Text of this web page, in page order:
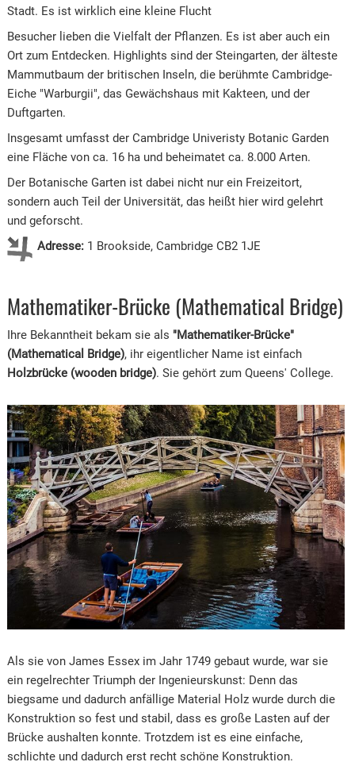
Stadt. Es ist wirklich eine kleine Flucht
Besucher lieben die Vielfalt der Pflanzen. Es ist aber auch ein
Ort zum Entdecken. Highlights sind der Steingarten, der älteste
Mammutbaum der britischen Inseln, die berühmte Cambridge-
Eiche "Warburgii", das Gewächshaus mit Kakteen, und der
Duftgarten.
Insgesamt umfasst der Cambridge Univeristy Botanic Garden
eine Fläche von ca. 16 ha und beheimatet ca. 8.000 Arten.
Der Botanische Garten ist dabei nicht nur ein Freizeitort,
sondern auch Teil der Universität, das heißt hier wird gelehrt
und geforscht.
Adresse:1 Brookside, Cambridge CB2 1JE
Mathematiker-Brücke (Mathematical Bridge)
Ihre Bekanntheit bekam sie als "Mathematiker-Brücke"
(Mathematical Bridge), ihr eigentlicher Name ist einfach
Holzbrücke (wooden bridge). Sie gehört zum Queens' College.
Als sie von James Essex im Jahr 1749 gebaut wurde, war sie
ein regelrechter Triumph der Ingenieurskunst: Denn das
biegsame und dadurch anfällige Material Holz wurde durch die
Konstruktion so fest und stabil, dass es große Lasten auf der
Brücke aushalten konnte. Trotzdem ist es eine einfache,
schlichte und dadurch erst recht schöne Konstruktion.